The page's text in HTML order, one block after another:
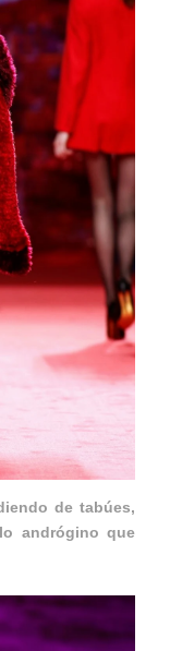
de tabúes,
andrógino que